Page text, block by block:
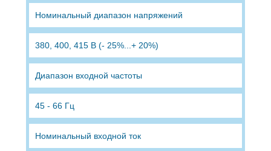
Номинальный диапазон напряжений
380, 400, 415 В (- 25%...+ 20%)
Диапазон входной частоты
45 - 66 Гц
Номинальный входной ток